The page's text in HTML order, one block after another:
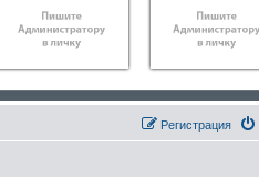
Регистрация